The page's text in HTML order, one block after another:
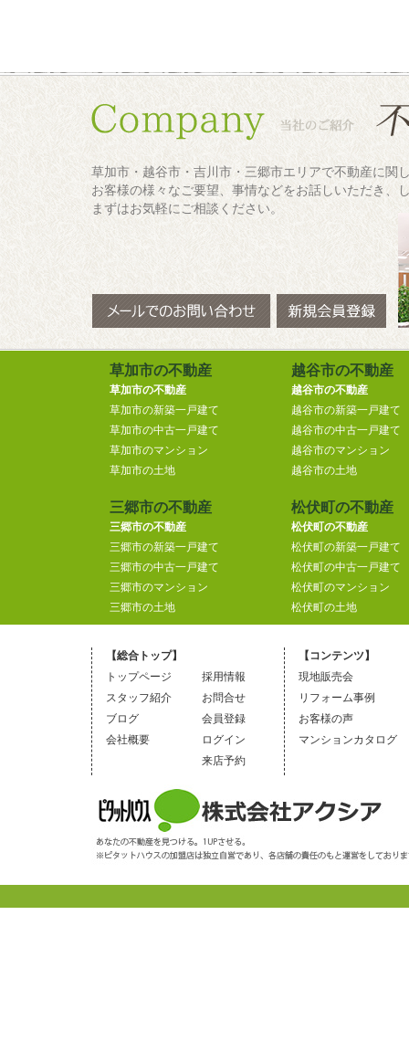
草加市・越谷市・吉川市・三郷市エリアで不動産に関
お客様の様々なご要望、事情などをお話しいただき、
まずはお気軽にご相談ください。
草加市の不動産
草加市の不動産
草加市の新築一戸建て
草加市の中古一戸建て
草加市のマンション
草加市の土地
越谷市の不動産
越谷市の不動産
越谷市の新築一戸建て
越谷市の中古一戸建て
越谷市のマンション
越谷市の土地
三郷市の不動産
三郷市の不動産
三郷市の新築一戸建て
三郷市の中古一戸建て
三郷市のマンション
三郷市の土地
松伏町の不動産
松伏町の不動産
松伏町の新築一戸建て
松伏町の中古一戸建て
松伏町のマンション
松伏町の土地
【総合トップ】
トップページ
スタッフ紹介
ブログ
会社概要
採用情報
お問合せ
会員登録
ログイン
来店予約
【コンテンツ】
現地販売会
リフォーム事例
お客様の声
マンションカタログ